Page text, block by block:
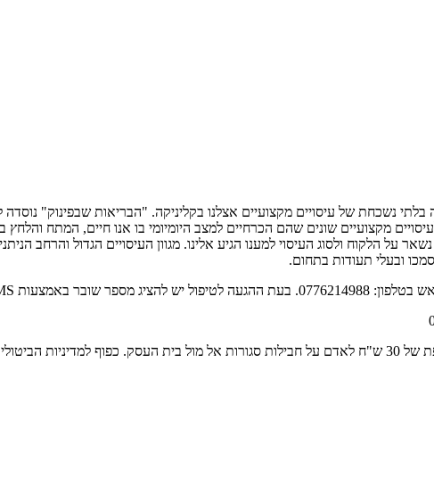
מקצועיים שונים שהם הכרחיים למצב היומיומי בו אנו חיים, המתח והלחץ
על הלקוח ולסוג העיסוי למענו הגיע אלינו. מגוון העיסויים הגדול והרחב
ובעלי תעודות בתחום.